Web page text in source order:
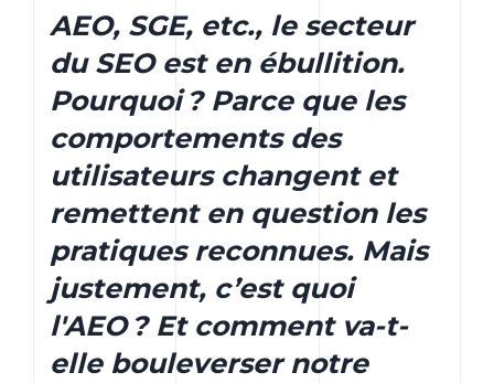
AEO, SGE, etc., le secteur
du SEO est en ébullition.
Pourquoi ? Parce que les
comportements des
utilisateurs changent et
remettent en question les
pratiques reconnues. Mais
justement, c’est quoi
l'AEO ? Et comment va-t-
elle bouleverser notre